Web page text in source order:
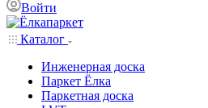
Войти
Каталог
Инженерная доска
Паркет Ёлка
Паркетная доска